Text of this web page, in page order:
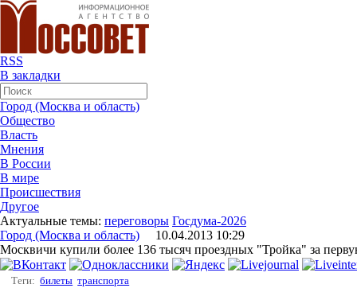
RSS
В закладки
Город (Москва и область)
Общество
Власть
Мнения
В России
В мире
Происшествия
Другое
Актуальные темы: переговоры Госдума-2026
Город (Москва и область) 10.04.2013 10:29
Москвичи купили более 136 тысяч проездных "Тройка" за
Теги: билеты транспорта